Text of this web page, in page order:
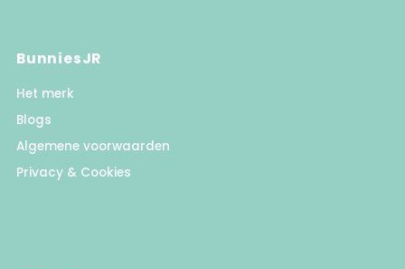
BunniesJR
Het merk
Blogs
Algemene voorwaarden
Privacy & Cookies